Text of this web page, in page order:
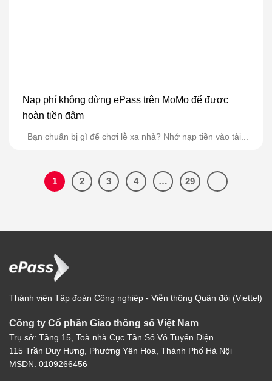
Nạp phí không dừng ePass trên MoMo để được
hoàn tiền đậm
Bạn chuẩn bị gì để chơi lễ xa nhà? Nhớ nạp tiền vào tài...
1 2 3 4 … 29
Thành viên Tập đoàn Công nghiệp - Viễn thông Quân đội (Viettel)
Công ty Cổ phần Giao thông số Việt Nam
Trụ sở: Tầng 15, Toà nhà Cục Tần Số Vô Tuyến Điện
115 Trần Duy Hưng, Phường Yên Hòa, Thành Phố Hà Nội
MSDN: 0109266456